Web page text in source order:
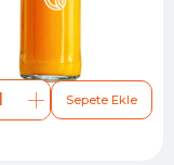
Sepete Ekle